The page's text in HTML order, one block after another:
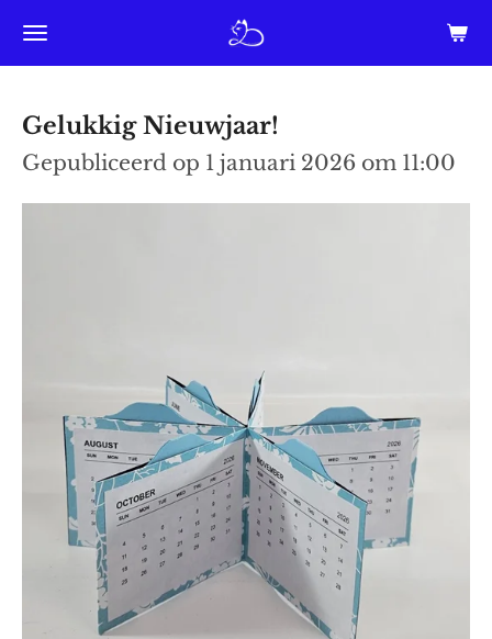
Ga
direct
de
hoofdinhoud
Gelukkig Nieuwjaar!
Gepubliceerd op 1 januari 2026 om 11:00